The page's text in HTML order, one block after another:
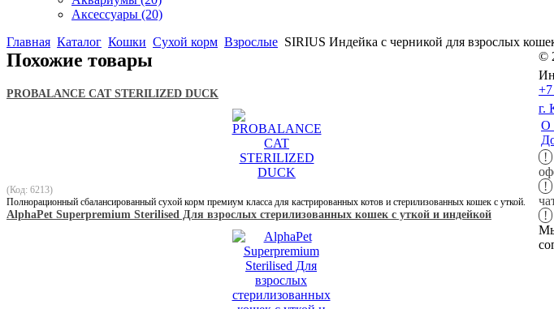
Аксессуары (20)
Главная Каталог Кошки Сухой корм Взрослые SIRIUS Индейка с черникой для взрослых
Похожие товары
PROBALANCE CAT STERILIZED DUCK
(Код: 6213)
Полнорационный сбалансированный сухой корм премиум класса для кастрированных котов и стерилизованных кошек с уткой.
AlphaPet Superpremium Sterilised Для взрослых стерилизованных кошек с уткой и индейкой
©
г.
О
!
!
!
Мы